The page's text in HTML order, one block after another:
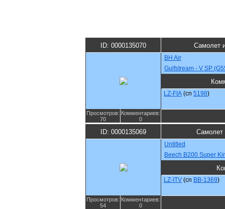
ID: 0000135070 Самолет
BH Air
Gulfstream - V SP
LZ-FIA (cn 5198)
Просмотров:
70
Комментариев:
0
ID: 0000135069 Самолет
Untitled
Beech B200 Super
LZ-ITV (cn BB-1369)
Просмотров:
54
Комментариев:
0